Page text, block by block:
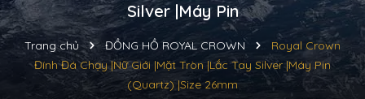
Silver |Máy Pin
Trang chủ ĐỒNG HỒ ROYAL CROWN
Royal Crown
Đính Đá Chạy |Nữ Giới |Mặt Tròn |Lắc Tay Silver |Máy Pin
(Quartz) |Size 26mm